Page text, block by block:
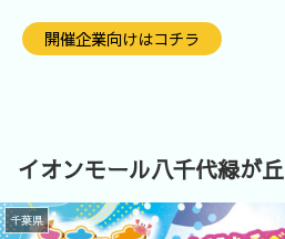
開催企業向けはコチラ
イオンモール八千代緑が丘
千葉県